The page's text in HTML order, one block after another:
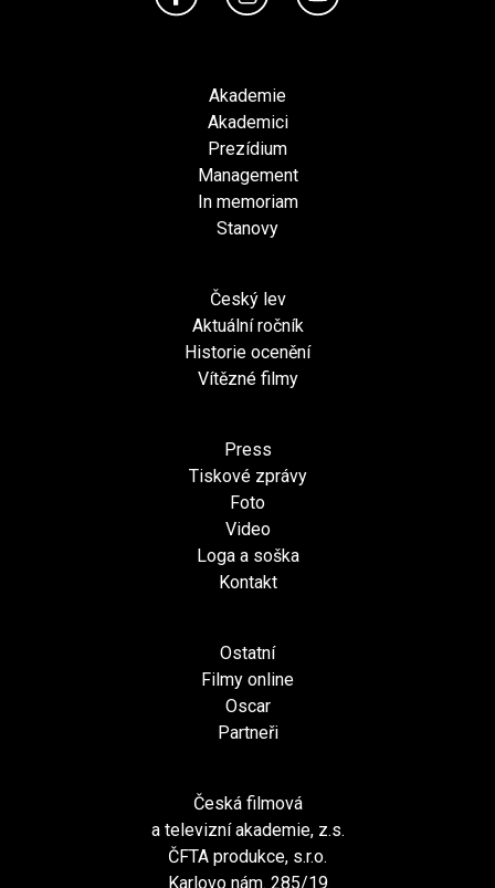
Akademie
Akademici
Prezídium
Management
In memoriam
Stanovy
Český lev
Aktuální ročník
Historie ocenění
Vítězné filmy
Press
Tiskové zprávy
Foto
Video
Loga a soška
Kontakt
Ostatní
Filmy online
Oscar
Partneři
Česká filmová
a televizní akademie, z.s.
ČFTA produkce, s.r.o.
Karlovo nám. 285/19